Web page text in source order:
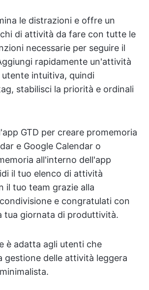
le distrazioni e offre un
di attività da fare con tutte le
necessarie per seguire il
rapidamente un'attività
intuitiva, quindi
stabilisci la priorità e ordinali
GTD per creare promemoria
e Google Calendar o
all'interno dell'app
il tuo elenco di attività
il tuo team grazie alla
e congratulati con
tua giornata di produttività.
è adatta agli utenti che
gestione delle attività leggera